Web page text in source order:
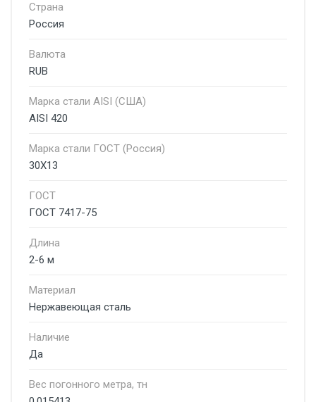
Страна
Россия
Валюта
RUB
Марка стали AISI (США)
AISI 420
Марка стали ГОСТ (Россия)
30Х13
ГОСТ
ГОСТ 7417-75
Длина
2-6 м
Материал
Нержавеющая сталь
Наличие
Да
Вес погонного метра, тн